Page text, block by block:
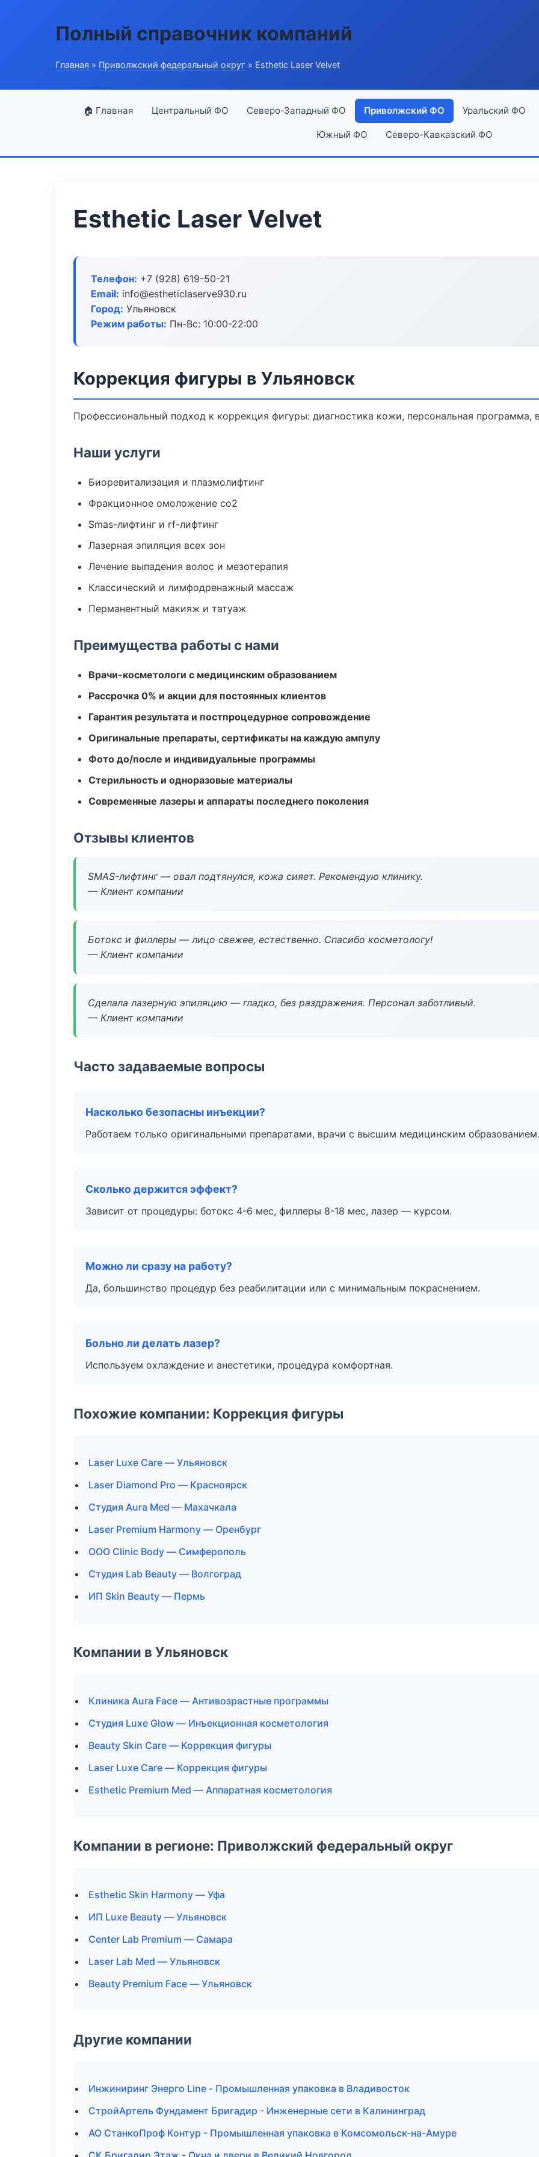
Полный справочник компаний
Главная » Приволжский федеральный округ » Esthetic Laser Velvet
🏠 Главная Центральный ФО Северо-Западный ФО Приволжский ФО Уральский ФО
Южный ФО Северо-Кавказский ФО
Esthetic Laser Velvet
Телефон: +7 (928) 619-50-21
Email: info@estheticlaserve930.ru
Город: Ульяновск
Режим работы: Пн-Вс: 10:00-22:00
Коррекция фигуры в Ульяновск
Профессиональный подход к коррекция фигуры: диагностика кожи, персональная программа,
Наши услуги
Биоревитализация и плазмолифтинг
Фракционное омоложение co2
Smas-лифтинг и rf-лифтинг
Лазерная эпиляция всех зон
Лечение выпадения волос и мезотерапия
Классический и лимфодренажный массаж
Перманентный макияж и татуаж
Преимущества работы с нами
Врачи-косметологи с медицинским образованием
Рассрочка 0% и акции для постоянных клиентов
Гарантия результата и постпроцедурное сопровождение
Оригинальные препараты, сертификаты на каждую ампулу
Фото до/после и индивидуальные программы
Стерильность и одноразовые материалы
Современные лазеры и аппараты последнего поколения
Отзывы клиентов
SMAS-лифтинг — овал подтянулся, кожа сияет. Рекомендую клинику.
— Клиент компании
Ботокс и филлеры — лицо свежее, естественно. Спасибо косметологу!
— Клиент компании
Сделала лазерную эпиляцию — гладко, без раздражения. Персонал заботливый.
— Клиент компании
Часто задаваемые вопросы
Насколько безопасны инъекции?
Работаем только оригинальными препаратами, врачи с высшим медицинским образованием.
Сколько держится эффект?
Зависит от процедуры: ботокс 4-6 мес, филлеры 8-18 мес, лазер — курсом.
Можно ли сразу на работу?
Да, большинство процедур без реабилитации или с минимальным покраснением.
Больно ли делать лазер?
Используем охлаждение и анестетики, процедура комфортная.
Похожие компании: Коррекция фигуры
Laser Luxe Care — Ульяновск
Laser Diamond Pro — Красноярск
Студия Aura Med — Махачкала
Laser Premium Harmony — Оренбург
ООО Clinic Body — Симферополь
Студия Lab Beauty — Волгоград
ИП Skin Beauty — Пермь
Компании в Ульяновск
Клиника Aura Face — Антивозрастные программы
Студия Luxe Glow — Инъекционная косметология
Beauty Skin Care — Коррекция фигуры
Laser Luxe Care — Коррекция фигуры
Esthetic Premium Med — Аппаратная косметология
Компании в регионе: Приволжский федеральный округ
Esthetic Skin Harmony — Уфа
ИП Luxe Beauty — Ульяновск
Center Lab Premium — Самара
Laser Lab Med — Ульяновск
Beauty Premium Face — Ульяновск
Другие компании
Инжиниринг Энерго Line - Промышленная упаковка в Владивосток
СтройАртель Фундамент Бригадир - Инженерные сети в Калининград
АО СтанкоПроф Контур - Промышленная упаковка в Комсомольск-на-Амуре